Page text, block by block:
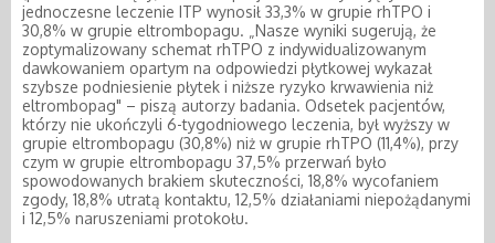
jednoczesne leczenie ITP wynosił 33,3% w grupie rhTPO i
30,8% w grupie eltrombopagu. „Nasze wyniki sugerują, że
zoptymalizowany schemat rhTPO z indywidualizowanym
dawkowaniem opartym na odpowiedzi płytkowej wykazał
szybsze podniesienie płytek i niższe ryzyko krwawienia niż
eltrombopag" – piszą autorzy badania. Odsetek pacjentów,
którzy nie ukończyli 6-tygodniowego leczenia, był wyższy w
grupie eltrombopagu (30,8%) niż w grupie rhTPO (11,4%), przy
czym w grupie eltrombopagu 37,5% przerwań było
spowodowanych brakiem skuteczności, 18,8% wycofaniem
zgody, 18,8% utratą kontaktu, 12,5% działaniami niepożądanymi
i 12,5% naruszeniami protokołu.